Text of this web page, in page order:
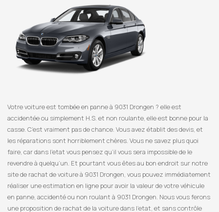
Votre voiture est tombée en panne à 9031 Drongen ? elle est
accidentée ou simplement H.S. et non roulante, elle est bonne pour la
casse. C’est vraiment pas de chance. Vous avez établit des devis, et
les réparations sont horriblement chères. Vous ne savez plus quoi
faire, car dans l’etat vous pensez qu’il vous sera impossible de le
revendre à quelqu’un. Et pourtant vous êtes au bon endroit sur notre
site de rachat de voiture à 9031 Drongen, vous pouvez immédiatement
réaliser une estimation en ligne pour avoir la valeur de votre véhicule
en panne, accidenté ou non roulant à 9031 Drongen. Nous vous ferons
une proposition de rachat de la voiture dans l’etat, et sans contrôle